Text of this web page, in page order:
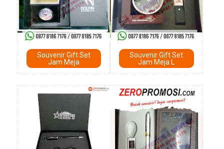
Souvenir Gift Set
Jam Meja
Souvenir Gift Set
Jam Meja L